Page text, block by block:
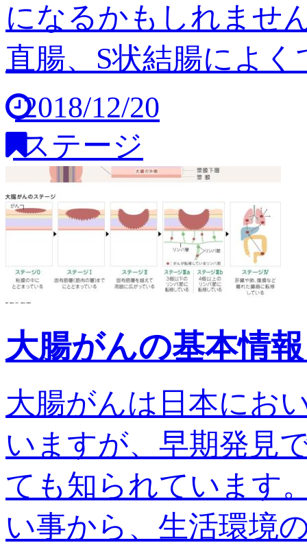
になるかもしれませ
直腸、S状結腸によ
2018/12/20
ステージ
大腸がんの基本情
大腸がんは日本にお
いますが、早期発見
ても知られています
い事から、生活環境